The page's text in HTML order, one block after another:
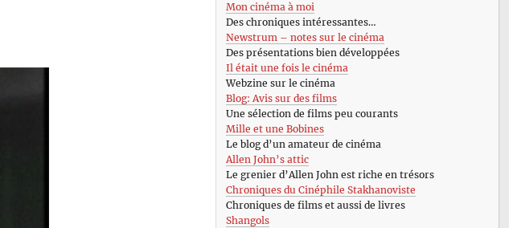
Mon cinéma à moi
Des chroniques intéressantes…
Newstrum – notes sur le cinéma
Des présentations bien développées
Il était une fois le cinéma
Webzine sur le cinéma
Blog: Avis sur des films
Une sélection de films peu courants
Mille et une Bobines
Le blog d’un amateur de cinéma
Allen John’s attic
Le grenier d’Allen John est riche en trésors
Chroniques du Cinéphile Stakhanoviste
Chroniques de films et aussi de livres
Shangols